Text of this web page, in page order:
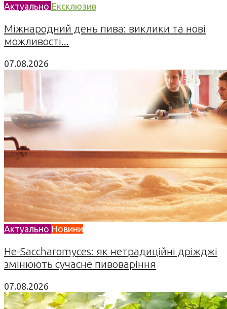
Актуально Ексклюзив
Міжнародний день пива: виклики та нові
можливості...
07.08.2026
Актуально Новини
Не-Saccharomyces: як нетрадиційні дріжджі
змінюють сучасне пивоваріння
07.08.2026